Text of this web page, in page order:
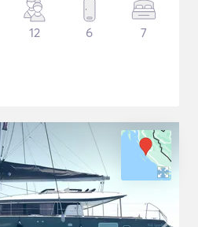
12 6 7